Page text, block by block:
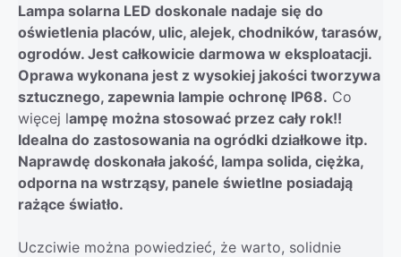
Lampa solarna LED doskonale nadaje się do
oświetlenia placów, ulic, alejek, chodników, tarasów,
ogrodów. Jest całkowicie darmowa w eksploatacji.
Oprawa wykonana jest z wysokiej jakości tworzywa
sztucznego, zapewnia lampie ochronę IP68. Co
więcej lampę można stosować przez cały rok!!
Idealna do zastosowania na ogródki działkowe itp.
Naprawdę doskonała jakość, lampa solida, ciężka,
odporna na wstrząsy, panele świetlne posiadają
rażące światło.
Uczciwie można powiedzieć, że warto, solidnie